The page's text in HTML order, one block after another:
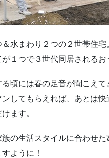
水まわり２つの２世帯住宅
１つで３世代同居されるお
る頃には春の足音が聞こえて
ンしてもらえれば、あとは
ます。
の生活スタイルに合わせた
ように！